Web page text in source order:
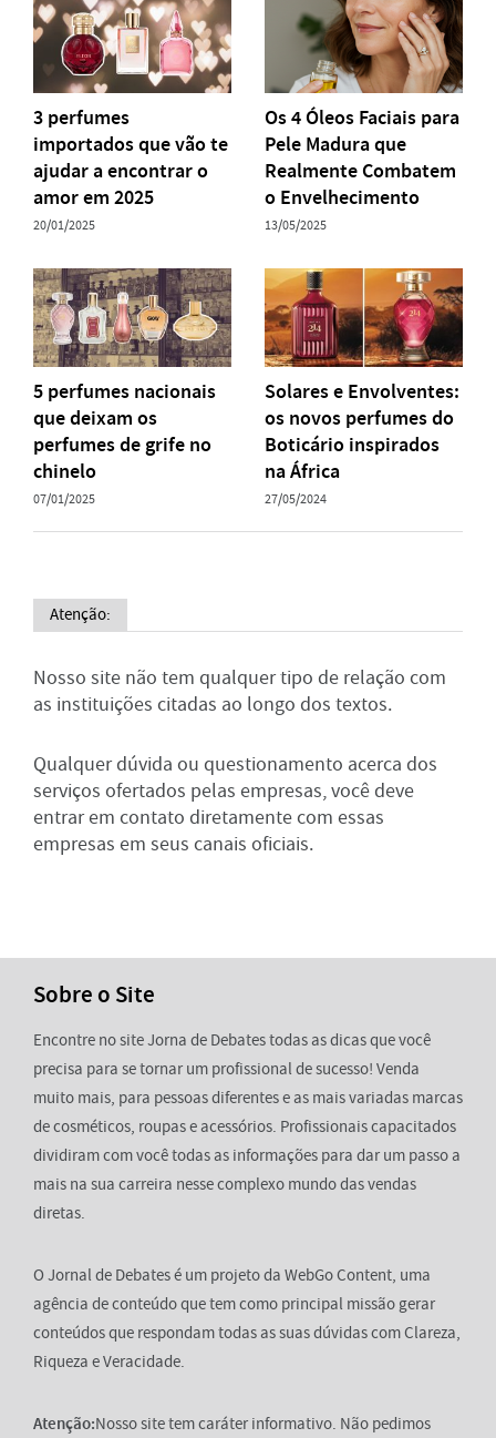
3 perfumes
importados que vão te
ajudar a encontrar o
amor em 2025
20/01/2025
Os 4 Óleos Faciais para
Pele Madura que
Realmente Combatem
o Envelhecimento
13/05/2025
5 perfumes nacionais
que deixam os
perfumes de grife no
chinelo
07/01/2025
Solares e Envolventes:
os novos perfumes do
Boticário inspirados
na África
27/05/2024
Atenção:
Nosso site não tem qualquer tipo de relação com
as instituições citadas ao longo dos textos.
Qualquer dúvida ou questionamento acerca dos
serviços ofertados pelas empresas, você deve
entrar em contato diretamente com essas
empresas em seus canais oficiais.
Sobre o Site
Encontre no site Jorna de Debates todas as dicas que você
precisa para se tornar um profissional de sucesso! Venda
muito mais, para pessoas diferentes e as mais variadas marcas
de cosméticos, roupas e acessórios. Profissionais capacitados
dividiram com você todas as informações para dar um passo a
mais na sua carreira nesse complexo mundo das vendas
diretas.
O Jornal de Debates é um projeto da WebGo Content, uma
agência de conteúdo que tem como principal missão gerar
conteúdos que respondam todas as suas dúvidas com Clareza,
Riqueza e Veracidade.
Atenção:Nosso site tem caráter informativo. Não pedimos